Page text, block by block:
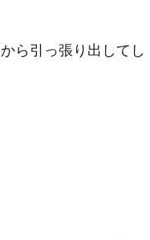
ら引っ張り出してし